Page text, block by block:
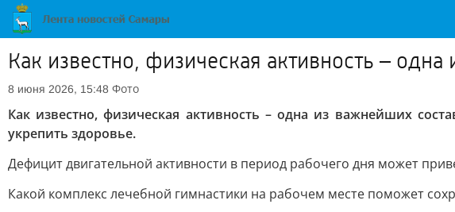
Как известно, физическая активность –
8 июня 2026, 15:48 Фото
Как известно, физическая активность – одна из важнейших
укрепить здоровье.
Дефицит двигательной активности в период рабочего дня может
Какой комплекс лечебной гимнастики на рабочем месте поможет